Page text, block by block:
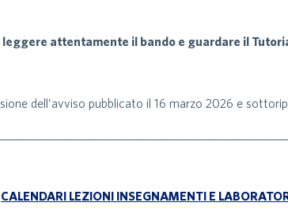
leggere attentamente il bando e guardare il
dell’avviso pubblicato il 16 marzo 2026 e
CALENDARI LEZIONI INSEGNAMENTI E